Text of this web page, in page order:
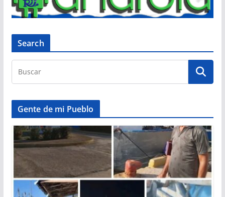
Search
Gente de mi Pueblo